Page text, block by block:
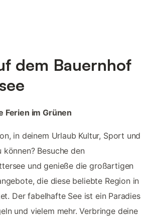
dem Bauernhof
Ferien im Grünen
in deinem Urlaub Kultur, Sport und
Besuche den
und genieße die großartigen
die diese beliebte Region in
Der fabelhafte See ist ein Paradies
und vielem mehr. Verbringe deine